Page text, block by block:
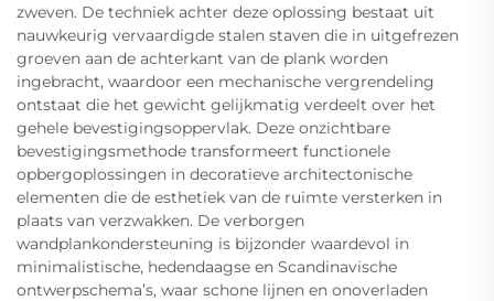
zweven. De techniek achter deze oplossing bestaat uit
nauwkeurig vervaardigde stalen staven die in uitgefrezen
groeven aan de achterkant van de plank worden
ingebracht, waardoor een mechanische vergrendeling
ontstaat die het gewicht gelijkmatig verdeelt over het
gehele bevestigingsoppervlak. Deze onzichtbare
bevestigingsmethode transformeert functionele
opbergoplossingen in decoratieve architectonische
elementen die de esthetiek van de ruimte versterken in
plaats van verzwakken. De verborgen
wandplankondersteuning is bijzonder waardevol in
minimalistische, hedendaagse en Scandinavische
ontwerpschema’s, waar schone lijnen en onoverladen